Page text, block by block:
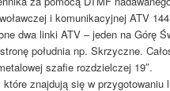
i komunikacyjnej ATV
dwa linki ATV – jeden na Górę
południa np. Skrzyczne.
szafie rozdzielczej 19″.
znajdują się w przygotowaniu